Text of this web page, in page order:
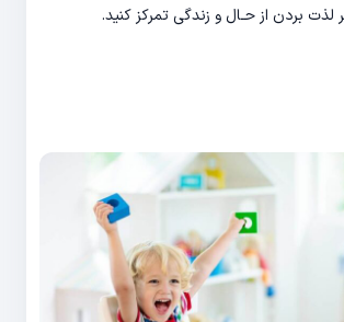
لذت بردن از حـال و زندگی تمرکز کنید.